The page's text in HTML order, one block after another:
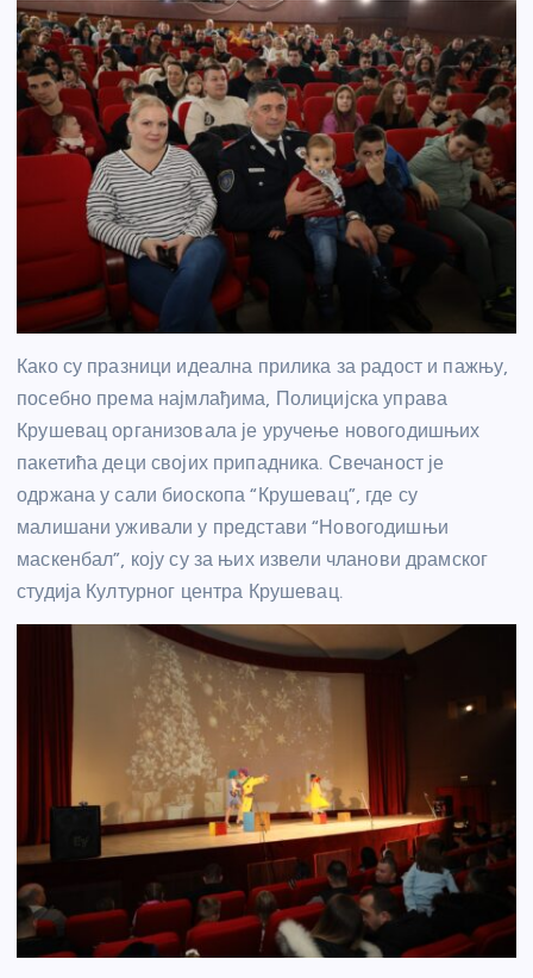
Како су празници идеална прилика за радост и пажњу,
посебно према најмлађима, Полицијска управа
Крушевац организовала је уручење новогодишњих
пакетића деци својих припадника. Свечаност је
одржана у сали биоскопа “Крушевац”, где су
малишани уживали у представи “Новогодишњи
маскенбал”, коју су за њих извели чланови драмског
студија Културног центра Крушевац.